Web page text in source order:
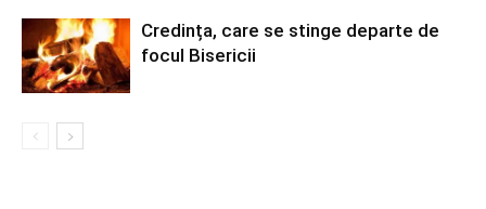
Credința, care se stinge departe de
focul Bisericii